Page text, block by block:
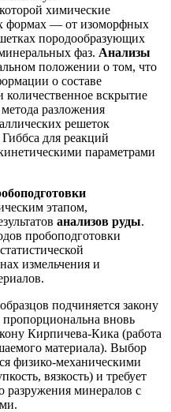
химические
формах — от изоморфных
породообразующих
фаз. Анализы
положении о том, что
о составе
количественное вскрытие
разложения
решеток
для реакций
параметрами
этапом,
анализов руды.
пробоподготовки
измельчения и
подчиняется закону
пропорциональна вновь
Кирпичева-Кика (работа
материала). Выбор
физико-механическими
вязкость) и требует
разружения минералов с